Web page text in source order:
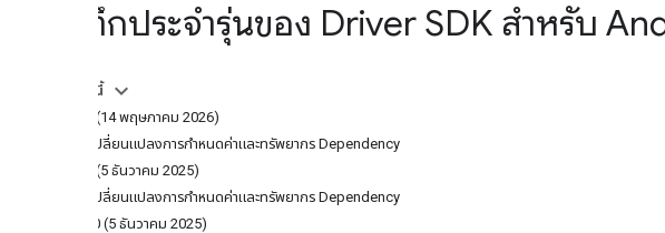
บันทึกประจำรุ่นของ Driver SDK สำหรับ
ในหน้านี้
v7.1.0 (14 พฤษภาคม 2026)
การเปลี่ยนแปลงการกำหนดค่าและทรัพยากร Dependency
v7.0.0 (5 ธันวาคม 2025)
การเปลี่ยนแปลงการกำหนดค่าและทรัพยากร Dependency
v6.99.0 (5 ธันวาคม 2025)